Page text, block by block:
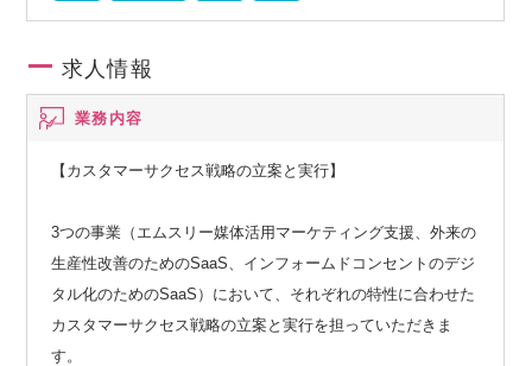
求人情報
業務内容
【カスタマーサクセス戦略の立案と実行】
3つの事業（エムスリー媒体活用マーケティング支援、外来の
生産性改善のためのSaaS、インフォームドコンセントのデジ
タル化のためのSaaS）において、それぞれの特性に合わせた
カスタマーサクセス戦略の立案と実行を担っていただきま
す。